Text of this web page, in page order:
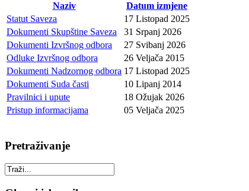
Naziv
Datum izmjene
Statut Saveza
17 Listopad 2025
Dokumenti Skupštine Saveza
31 Srpanj 2026
Dokumenti Izvršnog odbora
27 Svibanj 2026
Odluke Izvršnog odbora
26 Veljača 2015
Dokumenti Nadzornog odbora 17 Listopad 2025
Dokumenti Suda časti
10 Lipanj 2014
Pravilnici i upute
18 Ožujak 2026
Pristup informacijama
05 Veljača 2025
Pretraživanje